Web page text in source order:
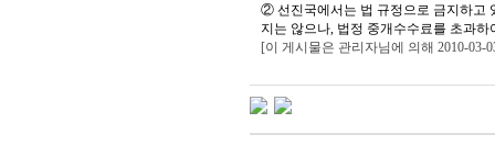
② 선진국에서는 법 규정으로 금지하고
지는 않으나, 법정 중개수수료를 초과
[이 게시물은 관리자님에 의해 2010-03-